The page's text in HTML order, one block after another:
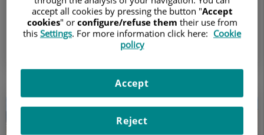
922 270 700 922 574 233 Pedir cita
Ir a la web
accept all cookies by pressing the button "Accept
cookies" or configure/refuse them their use from
this Settings. For more information click here: Cookie
policy
Reject
Accept